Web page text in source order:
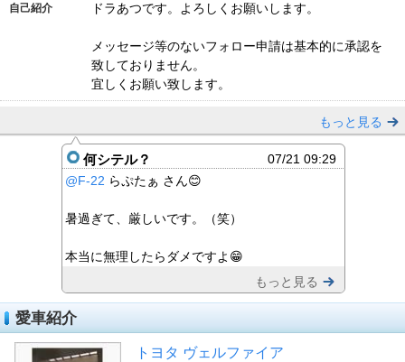
自己紹介 ドラあつです。よろしくお願いします。
メッセージ等のないフォロー申請は基本的に承認を
致しておりません。
宜しくお願い致します。
もっと見る
何シテル？
07/21 09:29
@F-22 らぷたぁ さん😊
暑過ぎて、厳しいです。（笑）
本当に無理したらダメですよ😁
もっと見る
愛車紹介
トヨタ ヴェルファイア